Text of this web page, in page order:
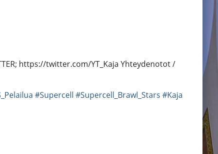
https://twitter.com/YT_Kaja Yhteydenotot /
#Supercell #Supercell_Brawl_Stars #Kaja